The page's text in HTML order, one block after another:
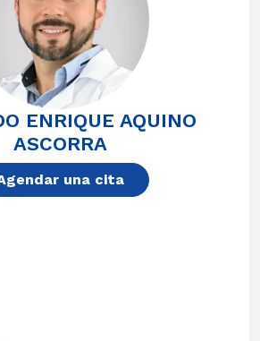
ENRIQUE AQUINO
ASCORRA
una cita